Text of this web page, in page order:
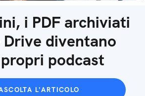
i PDF archiviati
diventano
podcast
L'ARTICOLO